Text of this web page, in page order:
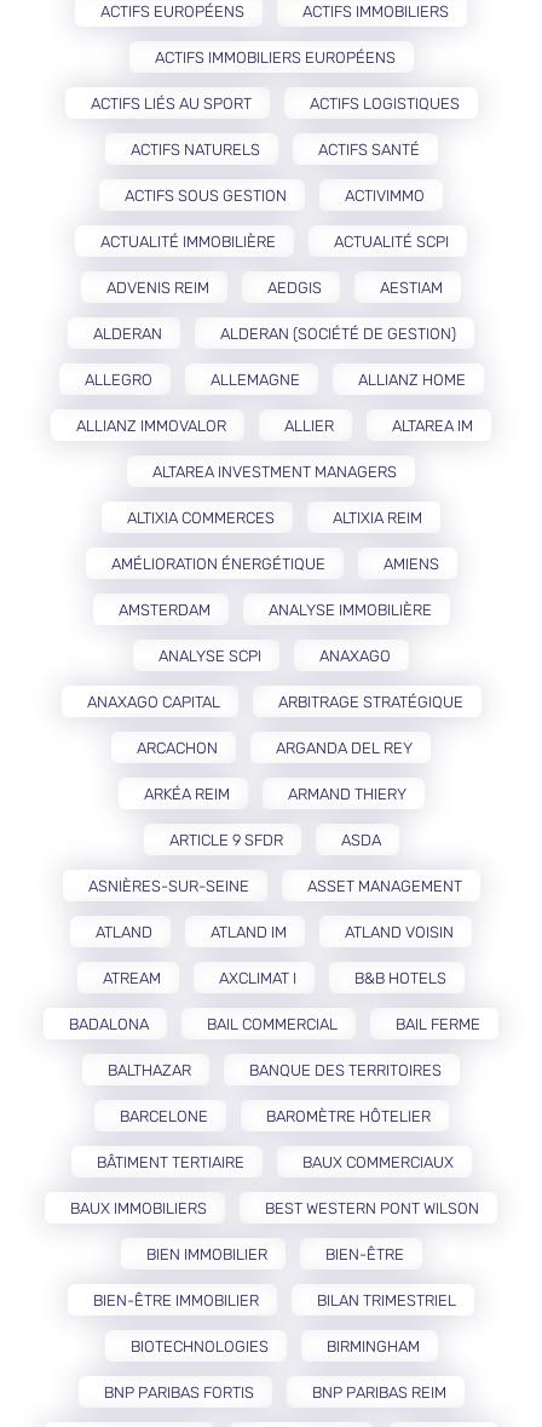
ACTIFS EUROPÉENS ACTIFS IMMOBILIERS
ACTIFS IMMOBILIERS EUROPÉENS
ACTIFS LIÉS AU SPORT ACTIFS LOGISTIQUES
ACTIFS NATURELS ACTIFS SANTÉ
ACTIFS SOUS GESTION ACTIVIMMO
ACTUALITÉ IMMOBILIÈRE ACTUALITÉ SCPI
ADVENIS REIM AEDGIS AESTIAM
ALDERAN ALDERAN (SOCIÉTÉ DE GESTION)
ALLEGRO ALLEMAGNE ALLIANZ HOME
ALLIANZ IMMOVALOR ALLIER ALTAREA IM
ALTAREA INVESTMENT MANAGERS
ALTIXIA COMMERCES ALTIXIA REIM
AMÉLIORATION ÉNERGÉTIQUE AMIENS
AMSTERDAM ANALYSE IMMOBILIÈRE
ANALYSE SCPI ANAXAGO
ANAXAGO CAPITAL ARBITRAGE STRATÉGIQUE
ARCACHON ARGANDA DEL REY
ARKÉA REIM ARMAND THIERY
ARTICLE 9 SFDR ASDA
ASNIÈRES-SUR-SEINE ASSET MANAGEMENT
ATLAND ATLAND IM ATLAND VOISIN
ATREAM AXCLIMAT I B&B HOTELS
BADALONA BAIL COMMERCIAL BAIL FERME
BALTHAZAR BANQUE DES TERRITOIRES
BARCELONE BAROMÈTRE HÔTELIER
BÂTIMENT TERTIAIRE BAUX COMMERCIAUX
BAUX IMMOBILIERS BEST WESTERN PONT WILSON
BIEN IMMOBILIER BIEN-ÊTRE
BIEN-ÊTRE IMMOBILIER BILAN TRIMESTRIEL
BIOTECHNOLOGIES BIRMINGHAM
BNP PARIBAS FORTIS BNP PARIBAS REIM